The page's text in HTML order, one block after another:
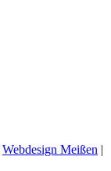
Webdesign Meißen |